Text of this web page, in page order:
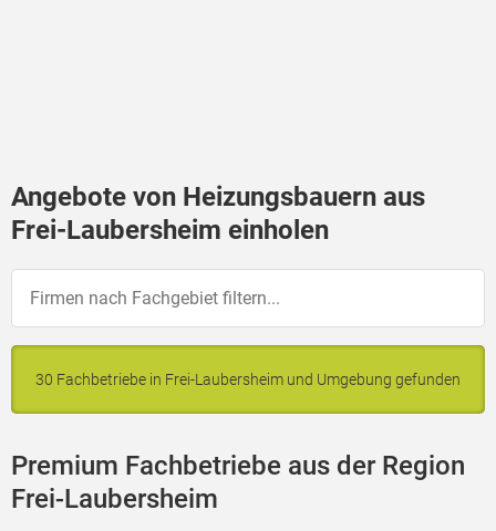
Angebote von Heizungsbauern aus
Frei-Laubersheim einholen
30 Fachbetriebe in Frei-Laubersheim und Umgebung gefunden
Premium Fachbetriebe aus der Region
Frei-Laubersheim